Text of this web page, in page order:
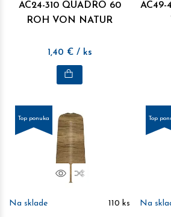
AC24-310 QUADRO 60
ROH VON NATUR
1,40 € / ks
AC49-
Top ponuka
NáhľadPorovnať
Na sklade 110 ks
Top
Na